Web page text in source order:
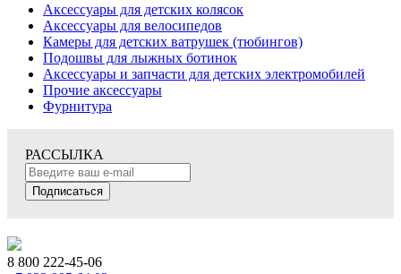
Аксессуары для детских колясок
Аксессуары для велосипедов
Камеры для детских ватрушек (тюбингов)
Подошвы для лыжных ботинок
Аксессуары и запчасти для детских электромобилей
Прочие аксессуары
Фурнитура
РАССЫЛКА
Подписаться
8 800 222-45-06